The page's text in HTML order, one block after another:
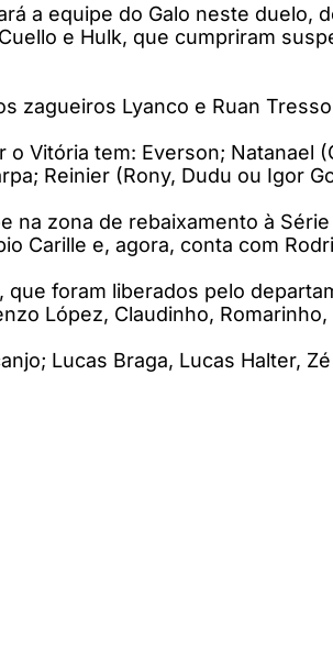
a equipe do Galo neste
e Hulk, que cumpriram
zagueiros Lyanco e Ruan
Vitória tem: Everson; Natanael
Reinier (Rony, Dudu ou Igor
zona de rebaixamento à
Carille e, agora, conta com
foram liberados pelo
López, Claudinho,
Lucas Braga, Lucas Halter,